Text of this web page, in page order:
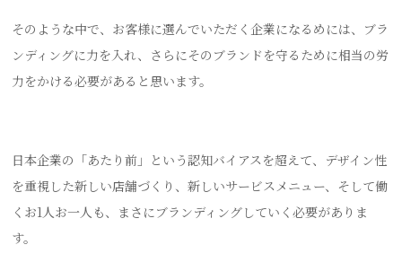
そのような中で、お客様に選んでいただく企業になるめには、ブラ
ンディングに力を入れ、さらにそのブランドを守るために相当の労
力をかける必要があると思います。
日本企業の「あたり前」という認知バイアスを超えて、デザイン性
を重視した新しい店舗づくり、新しいサービスメニュー、そして働
くお1人お一人も、まさにブランディングしていく必要がありま
す。